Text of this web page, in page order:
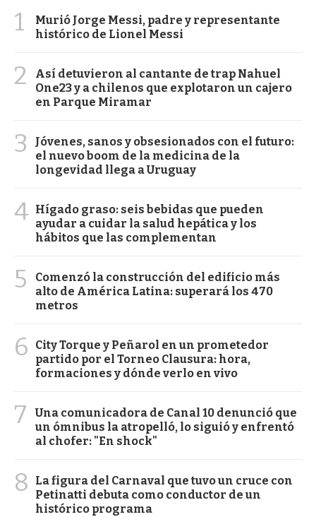
1
Murió Jorge Messi, padre y representante
histórico de Lionel Messi
2
Así detuvieron al cantante de trap Nahuel
One23 y a chilenos que explotaron un cajero
en Parque Miramar
3
Jóvenes, sanos y obsesionados con el futuro:
el nuevo boom de la medicina de la
longevidad llega a Uruguay
4 Hígado graso: seis bebidas que pueden
ayudar a cuidar la salud hepática y los
hábitos que las complementan
5
Comenzó la construcción del edificio más
alto de América Latina: superará los 470
metros
6
City Torque y Peñarol en un prometedor
partido por el Torneo Clausura: hora,
formaciones y dónde verlo en vivo
7
Una comunicadora de Canal 10 denunció que
un ómnibus la atropelló, lo siguió y enfrentó
al chofer: "En shock"
8
La figura del Carnaval que tuvo un cruce con
Petinatti debuta como conductor de un
histórico programa